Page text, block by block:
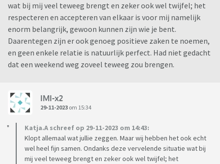
wat bij mij veel teweeg brengt en zeker ook wel twijfel; het
respecteren en accepteren van elkaar is voor mij namelijk
enorm belangrijk, gewoon kunnen zijn wie je bent.
Daarentegen zijn er ook genoeg positieve zaken te noemen,
en geen enkele relatie is natuurlijk perfect. Had niet gedacht
dat een weekend weg zoveel teweeg zou brengen.
IMI-x2
29-11-2023 om 15:34
Katja.A schreef op 29-11-2023 om 14:43:
Klopt allemaal wat jullie zeggen. Maar wij hebben het ook echt
wel heel fijn samen. Ondanks deze vervelende situatie wat bij
mij veel teweeg brengt en zeker ook wel twijfel; het